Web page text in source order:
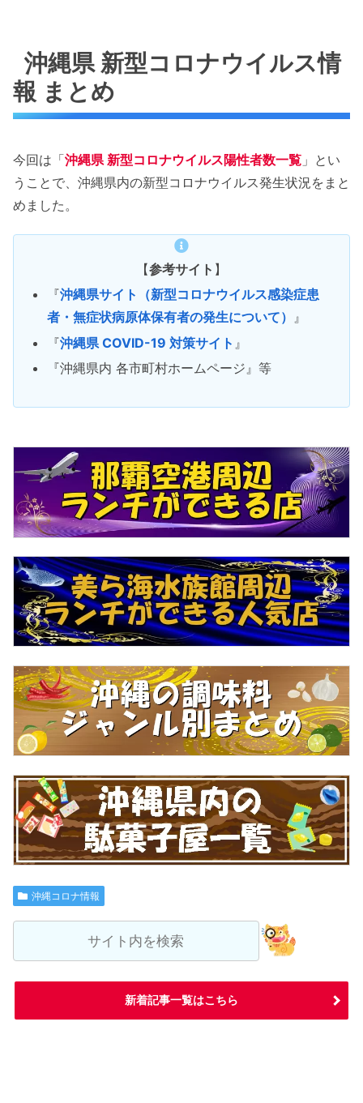
沖縄県 新型コロナウイルス情
報 まとめ
今回は「沖縄県 新型コロナウイルス陽性者数一覧 」とい
うことで、沖縄県内の新型コロナウイルス発生状況をまと
めました。
【参考サイト 】
『沖縄県サイト（新型コロナウイルス感染症患
者・無症状病原体保有者の発生について） 』
『沖縄県 COVID-19 対策サイト 』
『沖縄県内 各市町村ホームページ』等
沖縄コロナ情報
新着記事一覧はこちら